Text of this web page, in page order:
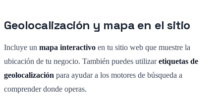
Geolocalización y mapa en el sitio
Incluye un mapa interactivo en tu sitio web que muestre la
ubicación de tu negocio. También puedes utilizaretiquetas de
geolocalización para ayudar a los motores de búsqueda a
comprender donde operas.